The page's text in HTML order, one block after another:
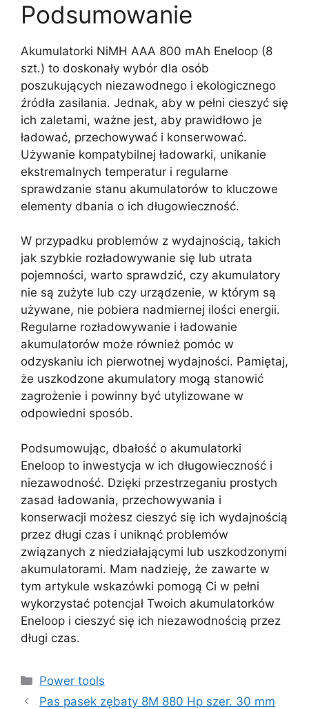
Podsumowanie
Akumulatorki NiMH AAA 800 mAh Eneloop (8
szt.) to doskonały wybór dla osób
poszukujących niezawodnego i ekologicznego
źródła zasilania. Jednak, aby w pełni cieszyć się
ich zaletami, ważne jest, aby prawidłowo je
ładować, przechowywać i konserwować.
Używanie kompatybilnej ładowarki, unikanie
ekstremalnych temperatur i regularne
sprawdzanie stanu akumulatorów to kluczowe
elementy dbania o ich długowieczność.
W przypadku problemów z wydajnością, takich
jak szybkie rozładowywanie się lub utrata
pojemności, warto sprawdzić, czy akumulatory
nie są zużyte lub czy urządzenie, w którym są
używane, nie pobiera nadmiernej ilości energii.
Regularne rozładowywanie i ładowanie
akumulatorów może również pomóc w
odzyskaniu ich pierwotnej wydajności. Pamiętaj,
że uszkodzone akumulatory mogą stanowić
zagrożenie i powinny być utylizowane w
odpowiedni sposób.
Podsumowując, dbałość o akumulatorki
Eneloop to inwestycja w ich długowieczność i
niezawodność. Dzięki przestrzeganiu prostych
zasad ładowania, przechowywania i
konserwacji możesz cieszyć się ich wydajnością
przez długi czas i uniknąć problemów
związanych z niedziałającymi lub uszkodzonymi
akumulatorami. Mam nadzieję, że zawarte w
tym artykule wskazówki pomogą Ci w pełni
wykorzystać potencjał Twoich akumulatorków
Eneloop i cieszyć się ich niezawodnością przez
długi czas.
Kategorie
Power tools
Pas pasek zębaty 8M 880 Hp szer. 30 mm